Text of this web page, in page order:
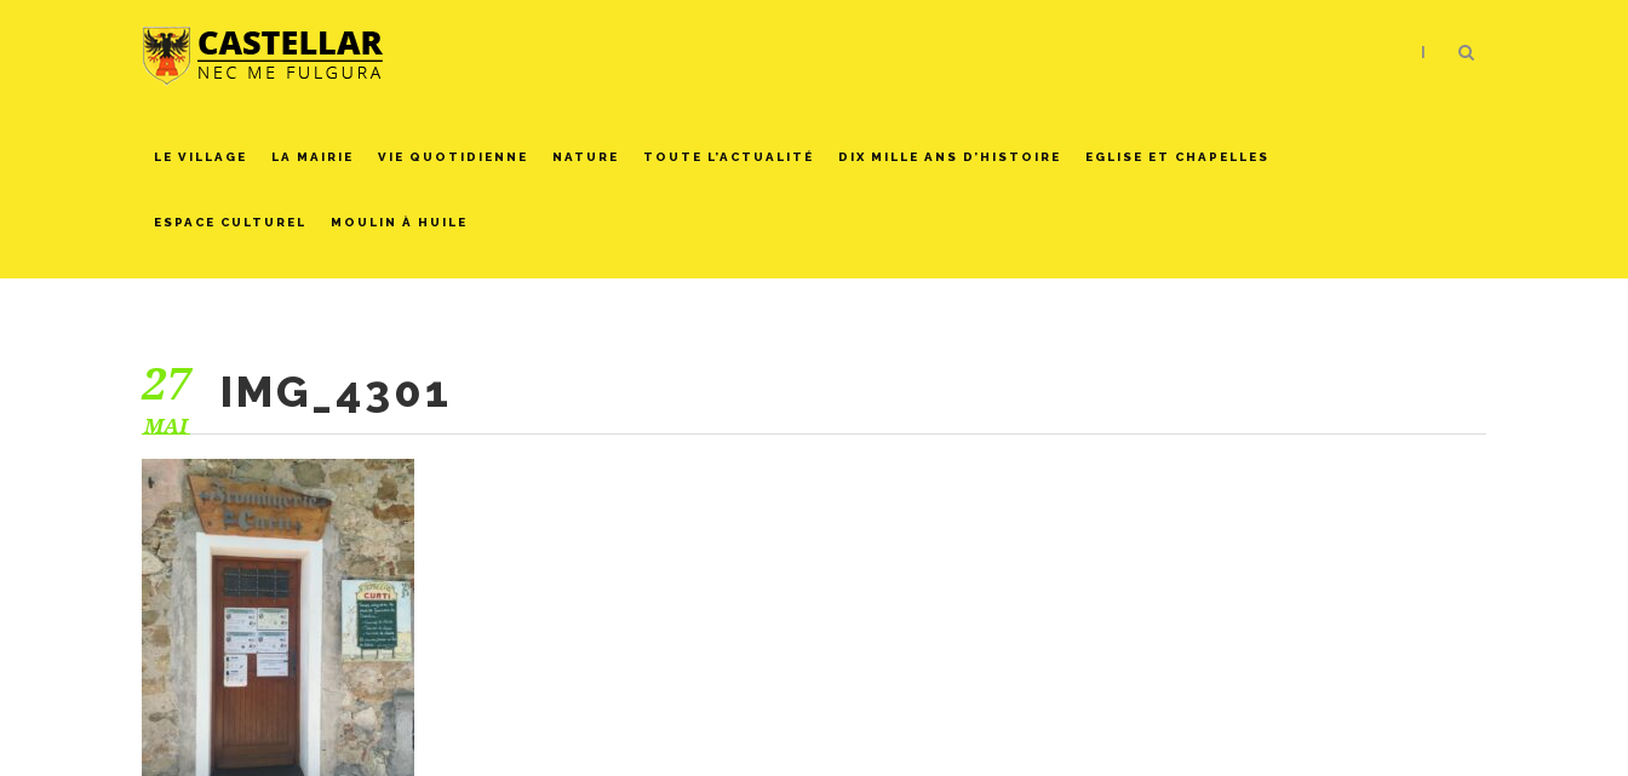
LE VILLAGE LA MAIRIE VIE QUOTIDIENNE NATURE TOUTE L’ACTUALITÉ DIX MILLE ANS D’HISTOIRE EGLISE ET CHAPELLES
ESPACE CULTUREL MOULIN À HUILE
|
27
MAI
IMG_4301